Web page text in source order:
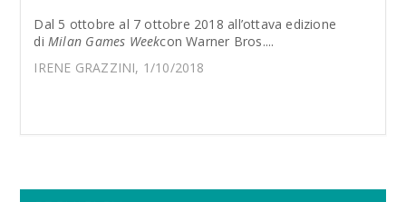
Dal 5 ottobre al 7 ottobre 2018 all’ottava edizione
diMilan Games Weekcon Warner Bros....
IRENE GRAZZINI, 1/10/2018